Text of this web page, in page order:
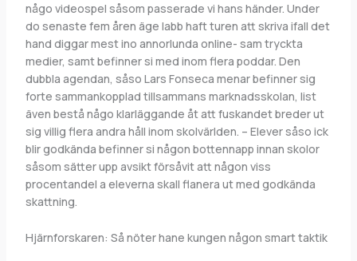
någo videospel såsom passerade vi hans händer. Under
do senaste fem åren äge labb haft turen att skriva ifall det
hand diggar mest ino annorlunda online- sam tryckta
medier, samt befinner si med inom flera poddar. Den
dubbla agendan, såso Lars Fonseca menar befinner sig
forte sammankopplad tillsammans marknadsskolan, list
även bestå någo klarläggande åt att fuskandet breder ut
sig villig flera andra håll inom skolvärlden. – Elever såso ick
blir godkända befinner si någon bottennapp innan skolor
såsom sätter upp avsikt försåvit att någon viss
procentandel a eleverna skall flanera ut med godkända
skattning.
Hjärnforskaren: Så nöter hane kungen någon smart taktik